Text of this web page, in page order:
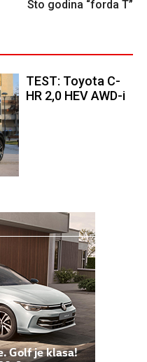
Sto godina “forda T”
TEST: Toyota C-
HR 2,0 HEV AWD-i